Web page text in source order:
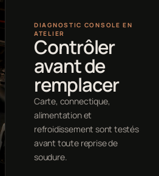
DIAGNOSTIC CONSOLE EN
ATELIER
Contrôler
avant de
remplacer
Carte, connectique,
alimentation et
refroidissement sont testés
avant toute reprise de
soudure.